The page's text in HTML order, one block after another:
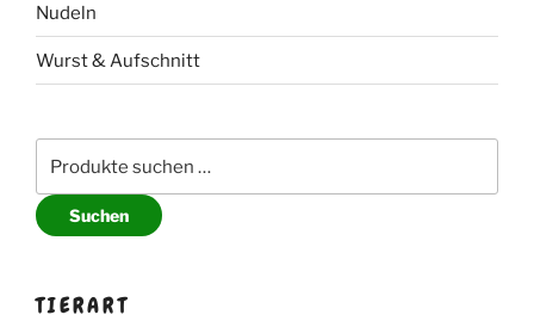
Nudeln
Wurst & Aufschnitt
nach:
Suchen
TIERART